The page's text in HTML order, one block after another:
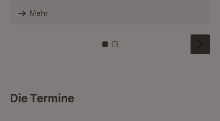
Mehr
Zu Kachel: 0
Zu Kachel: 1
Die Termine